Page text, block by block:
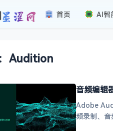
首页 AI智
Audition
音频编辑
Adobe
频录制、